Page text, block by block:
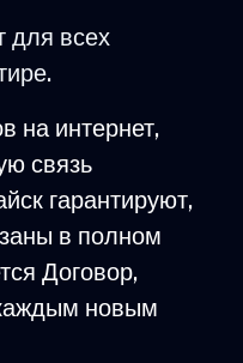
для всех
на интернет,
связь
гарантируют,
в полном
Договор,
новым